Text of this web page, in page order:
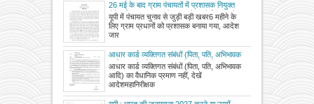
26 मई के बाद ग्राम पंचायतों में प्रशासक नियुक्त
होंगे वर्तमान प्रधान, यूपी शासन ने जारी किया आदेश
यूपी में पंचायत चुनाव से जुड़ी बड़ी खबर6 महीने के
लिए ग्राम प्रधानों को प्रशासक बनाया गया, आदेश
जार
आधार कार्ड व्यक्तिगत संबंधों (पिता, पति, अभिभावक
आदि) का वैधानिक प्रमाण नहीं, देखें आदेश
आधार कार्ड व्यक्तिगत संबंधों (पिता, पति, अभिभावक
आदि) का वैधानिक प्रमाण नहीं, देखें
आदेशमहानिरीक्षक